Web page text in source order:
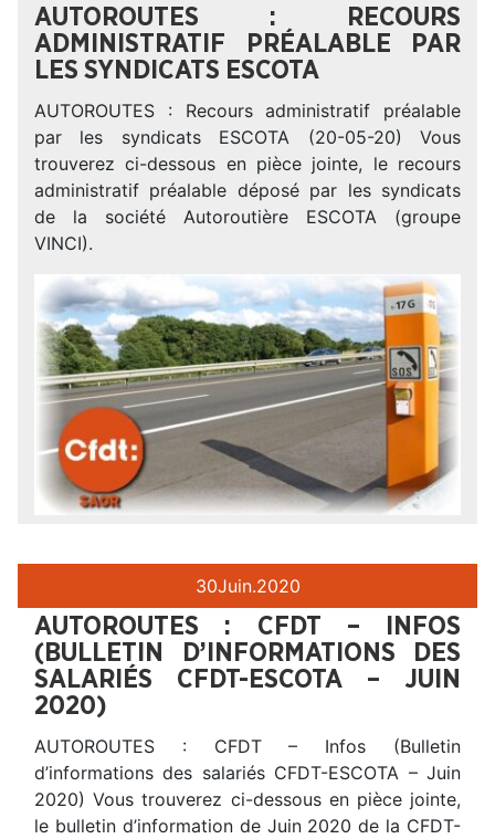
AUTOROUTES : RECOURS
ADMINISTRATIF PRÉALABLE PAR
LES SYNDICATS ESCOTA
AUTOROUTES : Recours administratif préalable
par les syndicats ESCOTA (20-05-20) Vous
trouverez ci-dessous en pièce jointe, le recours
administratif préalable déposé par les syndicats
de la société Autoroutière ESCOTA (groupe
VINCI).
30Juin.2020
AUTOROUTES : CFDT – INFOS
(BULLETIN D’INFORMATIONS DES
SALARIÉS CFDT-ESCOTA – JUIN
2020)
AUTOROUTES : CFDT – Infos (Bulletin
d’informations des salariés CFDT-ESCOTA – Juin
2020) Vous trouverez ci-dessous en pièce jointe,
le bulletin d’information de Juin 2020 de la CFDT-